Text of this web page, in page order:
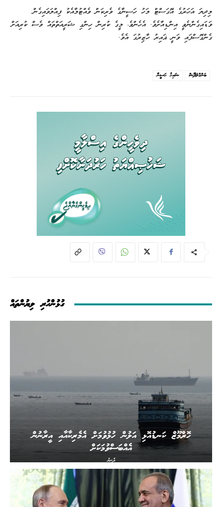
މިދިޔަ އަހަރުގެ އޮގަސްޓް މަހު ހަސީނާގެ ވެރިކަން ވެއްޓުމާއެކު ފިއްލަވައިގެން
ވަޑައިގެންނެވީ އިންޑިއާށެވެ. އެހެންވެ، މީގެ ކުރިން ހިންގި ޝަރީއަތްތައް ވެސް ކުރިއަށް
ގެންގޮސްފައި ވަނީ ޣައިރު ހާޒިރުގަ އެވެ.
ބަންގްލަދޭޝް ޝައިހު ހަސީނާ
ގުޅުންހުރި ލިޔުންތައް
ދުނިޔެ
ހޮރްމޫޒް ކަނޑުއޮޅި އަލުން ހުޅުވުމަށް އެމެރިކާއާއި އީރާނުން
އެއްބަސްވުމަކަށް